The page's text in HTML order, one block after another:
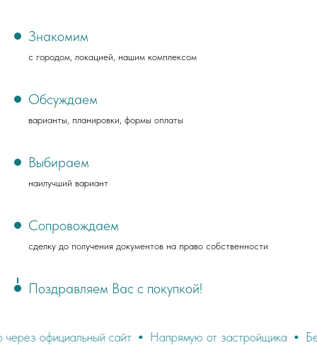
Знакомим
с городом, локацией, нашим комплексом
Обсуждаем
варианты, планировки, формы оплаты
Выбираем
наилучший вариант
Сопровождаем
сделку до получения документов на право собственности
Поздравляем Вас с покупкой!
сайт Напрямую от застройщика Без посредников